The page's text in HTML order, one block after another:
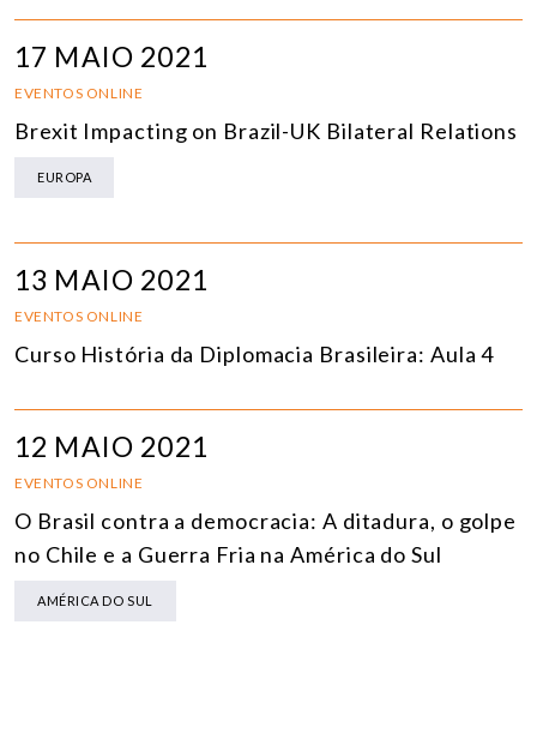
17 MAIO 2021
EVENTOS ONLINE
Brexit Impacting on Brazil-UK Bilateral Relations
EUROPA
13 MAIO 2021
EVENTOS ONLINE
Curso História da Diplomacia Brasileira: Aula 4
12 MAIO 2021
EVENTOS ONLINE
O Brasil contra a democracia: A ditadura, o golpe
no Chile e a Guerra Fria na América do Sul
AMÉRICA DO SUL